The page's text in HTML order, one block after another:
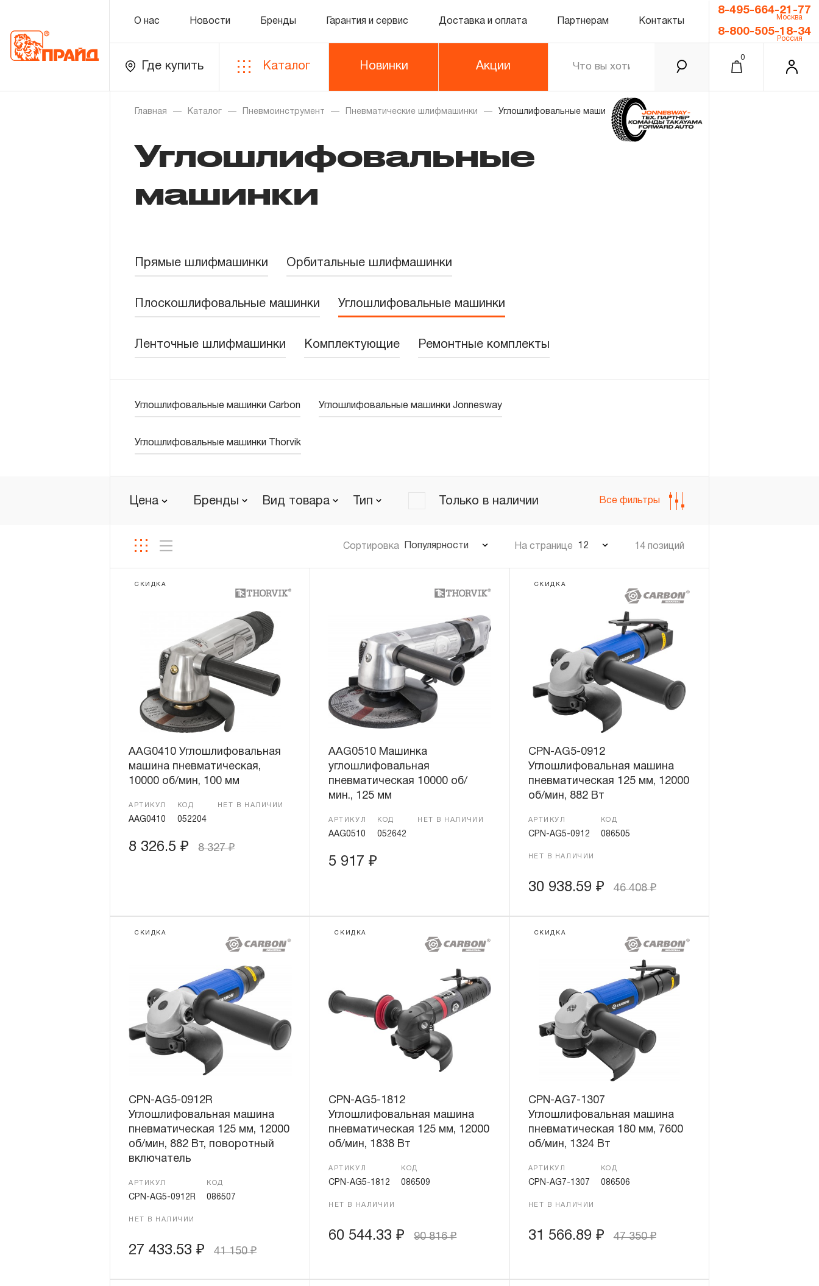
О нас Новости Бренды Гарантия и сервис Доставка и оплата Партнерам Контакты
8-495-664-21-77
Москва
8-800-505-18-34
Россия
Где купить Каталог Новинки Акции
0
Каталог
Золотая лихорадка
Распродажа
О нас
Гарантия и сервис
Доставка и оплата
Партнерам
Контакты
Главная Каталог Пневмоинструмент Пневматические шлифмашинки Углошлифовальные машинки
Углошлифовальные
машинки
Прямые шлифмашинки Орбитальные шлифмашинки
Плоскошлифовальные машинки Углошлифовальные машинки
Ленточные шлифмашинки Комплектующие Ремонтные комплекты
Углошлифовальные машинки Carbon Углошлифовальные машинки Jonnesway
Углошлифовальные машинки Thorvik
Цена Бренды Вид товара Тип Только в наличии Все фильтры
Сортировка Популярности На странице 12 14 позиций
СКИДКА
AAG0410 Углошлифовальная
машина пневматическая,
10000 об/мин, 100 мм
АРТИКУЛ
AAG0410
КОД
052204
НЕТ В НАЛИЧИИ
8 326.5 ₽ 8 327₽
AAG0510 Машинка
углошлифовальная
пневматическая 10000 об/
мин., 125 мм
АРТИКУЛ
AAG0510
КОД
052642
НЕТ В НАЛИЧИИ
5 917₽
СКИДКА
CPN-AG5-0912
Углошлифовальная машина
пневматическая 125 мм, 12000
об/мин, 882 Вт
АРТИКУЛ
CPN-AG5-0912
КОД
086505
НЕТ В НАЛИЧИИ
30 938.59 ₽ 46 408₽
СКИДКА
CPN-AG5-0912R
Углошлифовальная машина
пневматическая 125 мм, 12000
об/мин, 882 Вт, поворотный
включатель
АРТИКУЛ
CPN-AG5-0912R
КОД
086507
НЕТ В НАЛИЧИИ
27 433.53 ₽ 41 150₽
СКИДКА
CPN-AG5-1812
Углошлифовальная машина
пневматическая 125 мм, 12000
об/мин, 1838 Вт
АРТИКУЛ
CPN-AG5-1812
КОД
086509
НЕТ В НАЛИЧИИ
60 544.33₽ 90 816₽
СКИДКА
CPN-AG7-1307
Углошлифовальная машина
пневматическая 180 мм, 7600
об/мин, 1324 Вт
АРТИКУЛ
CPN-AG7-1307
КОД
086506
НЕТ В НАЛИЧИИ
31 566.89 ₽ 47 350₽